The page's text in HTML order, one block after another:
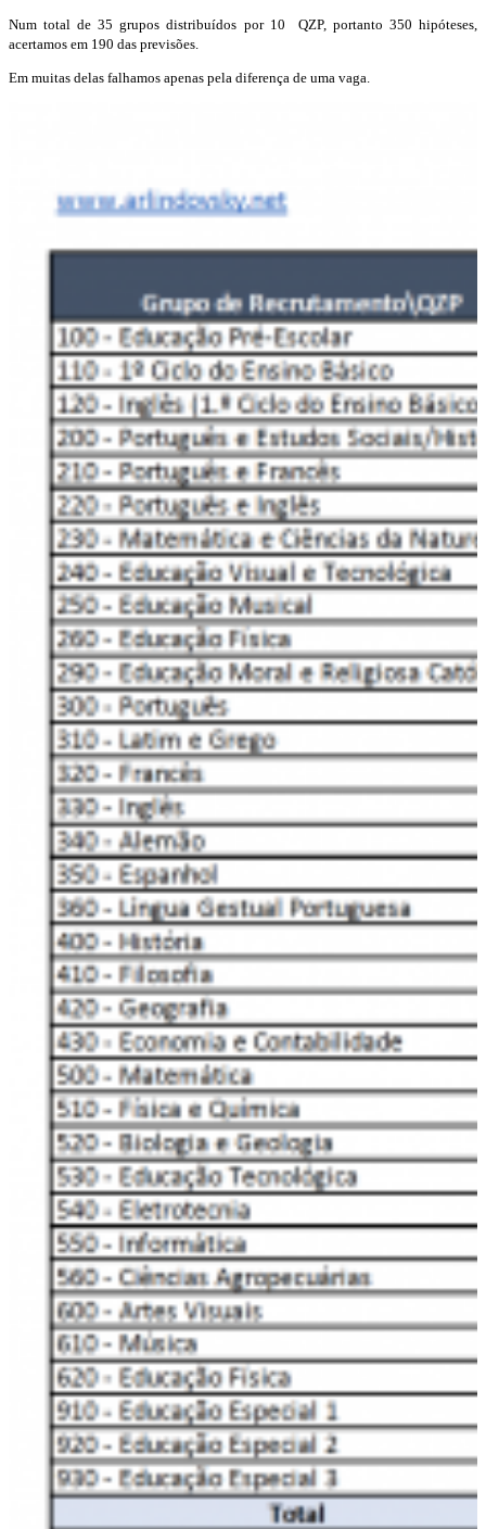
Num total de 35 grupos distribuídos por 10 QZP, portanto 350 hipóteses,
acertamos em 190 das previsões.
Em muitas delas falhamos apenas pela diferença de uma vaga.